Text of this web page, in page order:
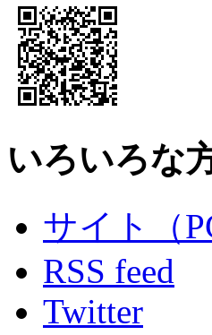
いろいろな
サイト（
RSS feed
Twitter